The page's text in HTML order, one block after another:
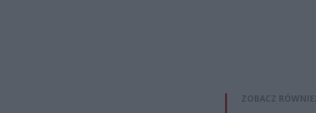
ZOBACZ